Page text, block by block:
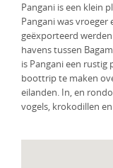
Pangani is een klein
Pangani was vroeger
geëxporteerd
havens tussen
is Pangani een rustig
boottrip te maken
eilanden. In, en
vogels, krokodillen